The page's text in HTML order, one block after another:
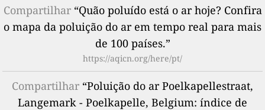
Compartilhar“Quão poluído está o ar hoje? Confira
o mapa da poluição do ar em tempo real para mais
de 100 países.”
https://aqicn.org/here/pt/
Compartilhar “Poluição do ar Poelkapellestraat,
Langemark - Poelkapelle, Belgium: índice de